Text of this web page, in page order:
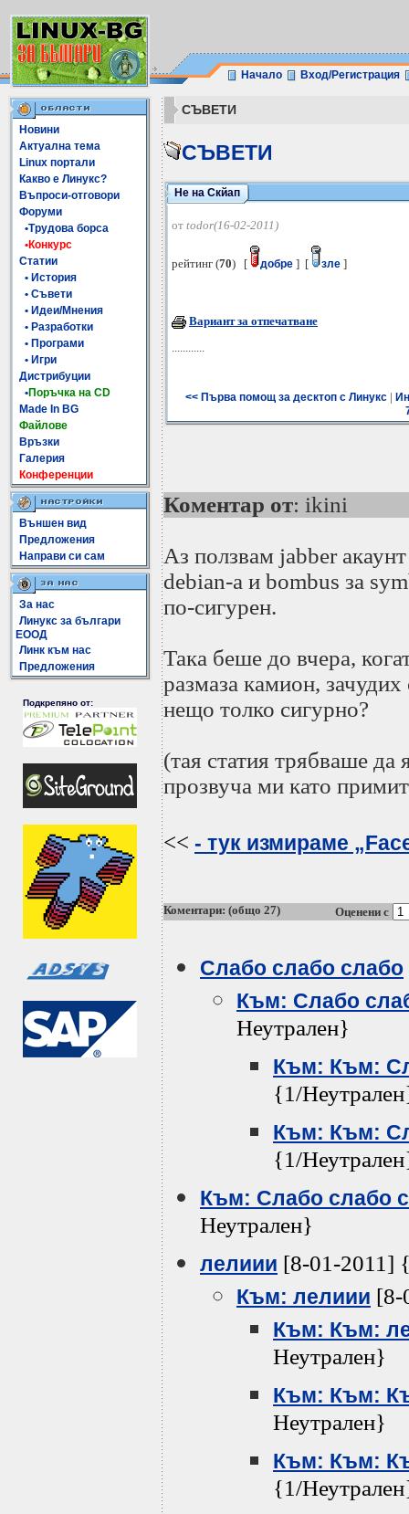
Начало Вход/Регистрация
Новини
Актуална тема
Linux портали
Какво е Линукс?
Въпроси-отговори
Форуми
•Трудова борса
•Конкурс
Статии
• История
• Съвети
• Идеи/Мнения
• Разработки
• Програми
• Игри
Дистрибуции
•Поръчка на CD
Made In BG
Файлове
Връзки
Галерия
Конференции
Външен вид
Предложения
Направи си сам
За нас
Линукс за българи
ЕООД
Линк към нас
Предложения
Подкрепяно от:
СЪВЕТИ
СЪВЕТИ
Не на Скйап
от todor(16-02-2011)
рейтинг (70) [ добре ] [ зле ]
Вариант за отпечатване
<< Първа помощ за десктоп с Линукс |
Коментар от: ikini
Аз ползвам jabber
debian-а и bombus за
по-сигурен.
Така беше до вчера,
размаза камион,
нещо толко сигурно?
(тая статия трябваше
прозвуча ми като
<< - тук измираме
Коментари: (общо 27) Оценени с
Слабо слабо слабо
Към: Слабо
Неутрален}
Към: Към:
{1/
Към: Към:
{1/
Към: Слабо слабо
Неутрален}
лелиии [8-01-2011]
Към: лелиии [8-
Към: Към:
Неутрален}
Към: Към:
Неутрален}
Към: Към:
{1/